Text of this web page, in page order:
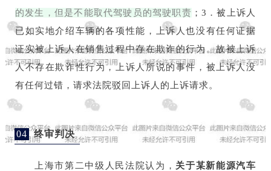
的发生，但是不能取代驾驶员的驾驶职责 ；3．被上诉人
已如实地介绍车辆的各项性能，上诉人也没有任何证据
证实被上诉人在销售过程中存在欺诈的行为。故被上诉
人不存在欺诈性行为，上诉人所说的事件，被上诉人没
有任何过错，请求法院驳回上诉人的上诉请求。
04 终审判决
上海市第二中级人民法院认为， 关于某新能源汽车